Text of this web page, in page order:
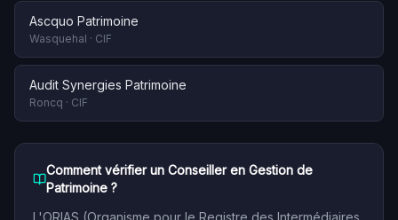
Ascquo Patrimoine
Wasquehal · CIF
Audit Synergies Patrimoine
Roncq · CIF
Comment vérifier un Conseiller en Gestion de
Patrimoine ?
L'ORIAS (Organisme pour le Registre des Intermédiaires